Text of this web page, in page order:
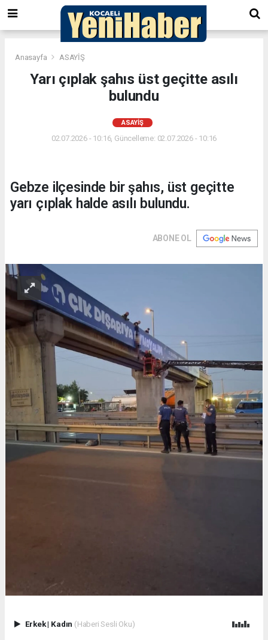
Anasayfa ASAYİŞ
Yarı çıplak şahıs üst geçitte asılı
bulundu
ASAYİŞ
02.07.2026 - 10:16, Güncelleme: 02.07.2026 - 10:16
Gebze ilçesinde bir şahıs, üst geçitte
yarı çıplak halde asılı bulundu.
ABONE OL
Erkek| Kadın (Haberi Sesli Oku)